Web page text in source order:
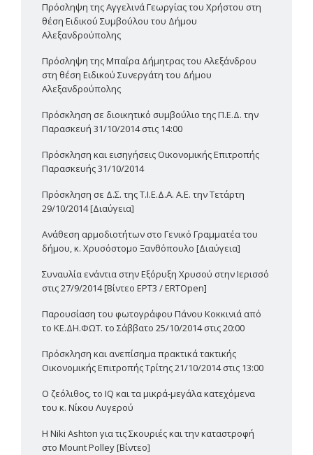
Πρόσληψη της Αγγελινά Γεωργίας του Χρήστου στη
θέση Ειδικού Συμβούλου του Δήμου
Αλεξανδρούπολης
Πρόσληψη της Μπαΐρα Δήμητρας του Αλεξάνδρου
στη θέση Ειδικού Συνεργάτη του Δήμου
Αλεξανδρούπολης
Πρόσκληση σε διοικητικό συμβούλιο της Π.Ε.Δ. την
Παρασκευή 31/10/2014 στις 14:00
Πρόσκληση και εισηγήσεις Οικονομικής Επιτροπής
Παρασκευής 31/10/2014
Πρόσκληση σε Δ.Σ. της Τ.Ι.Ε.Δ.Α. Α.Ε. την Τετάρτη
29/10/2014 [Διαύγεια]
Ανάθεση αρμοδιοτήτων στο Γενικό Γραμματέα του
δήμου, κ. Χρυσόστομο Ξανθόπουλο [Διαύγεια]
Συναυλία ενάντια στην Εξόρυξη Χρυσού στην Ιερισσό
στις 27/9/2014 [Βίντεο ΕΡΤ3 / ERTOpen]
Παρουσίαση του φωτογράφου Πάνου Κοκκινιά από
το ΚΕ.ΔΗ.ΦΩΤ. το Σάββατο 25/10/2014 στις 20:00
Πρόσκληση και ανεπίσημα πρακτικά τακτικής
Οικονομικής Επιτροπής Τρίτης 21/10/2014 στις 13:00
Ο ζεόλιθος, το IQ και τα μικρά-μεγάλα κατεχόμενα
του κ. Νίκου Λυγερού
Η Niki Ashton για τις Σκουριές και την καταστροφή
στο Mount Polley [Βίντεο]